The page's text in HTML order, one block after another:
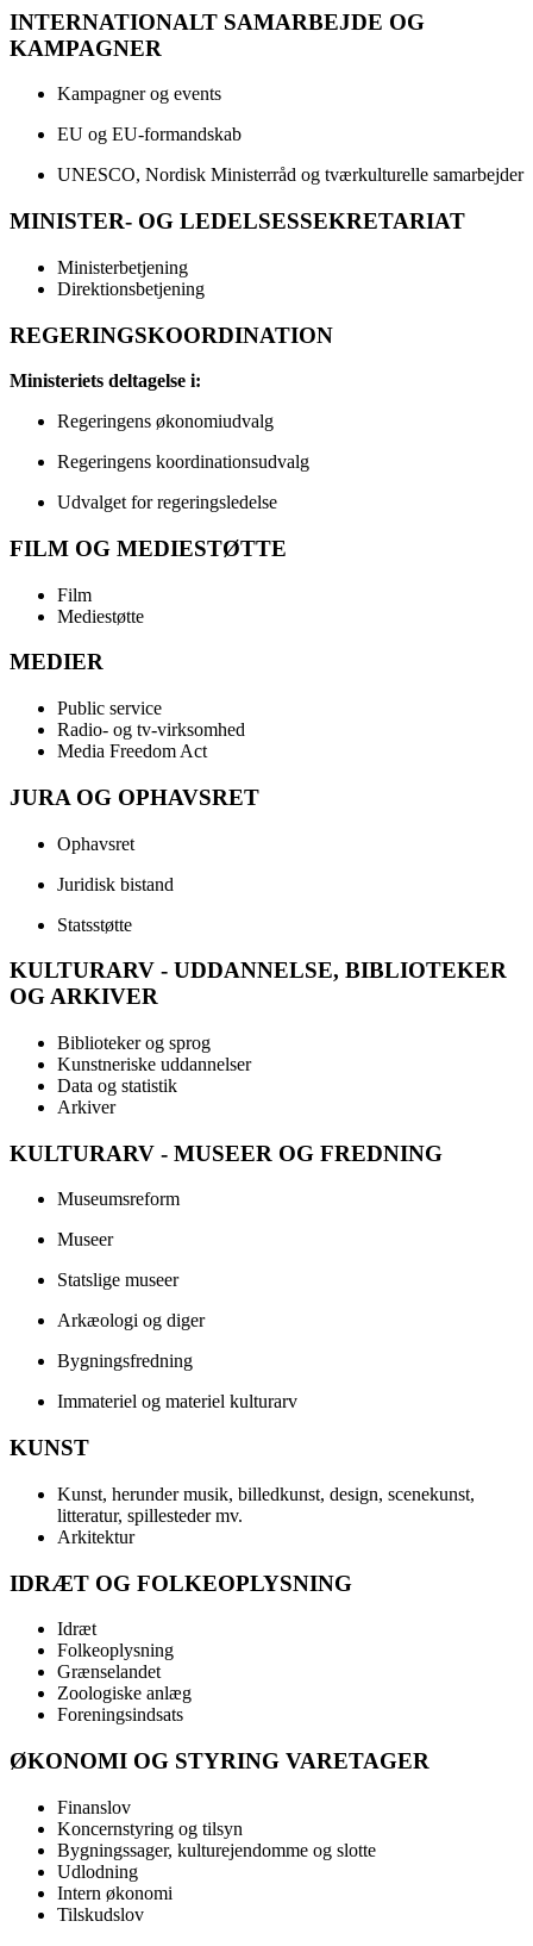
INTERNATIONALT SAMARBEJDE OG
KAMPAGNER
Kampagner og events
EU og EU-formandskab
UNESCO, Nordisk Ministerråd og tværkulturelle samarbejder
MINISTER- OG LEDELSESSEKRETARIAT
Ministerbetjening
Direktionsbetjening
REGERINGSKOORDINATION
Ministeriets deltagelse i:
Regeringens økonomiudvalg
Regeringens koordinationsudvalg
Udvalget for regeringsledelse
FILM OG MEDIESTØTTE
Film
Mediestøtte
MEDIER
Public service
Radio- og tv-virksomhed
Media Freedom Act
JURA OG OPHAVSRET
Ophavsret
Juridisk bistand
Statsstøtte
KULTURARV - UDDANNELSE, BIBLIOTEKER
OG ARKIVER
Biblioteker og sprog
Kunstneriske uddannelser
Data og statistik
Arkiver
KULTURARV - MUSEER OG FREDNING
Museumsreform
Museer
Statslige museer
Arkæologi og diger
Bygningsfredning
Immateriel og materiel kulturarv
KUNST
Kunst, herunder musik, billedkunst, design, scenekunst,
litteratur, spillesteder mv.
Arkitektur
IDRÆT OG FOLKEOPLYSNING
Idræt
Folkeoplysning
Grænselandet
Zoologiske anlæg
Foreningsindsats
ØKONOMI OG STYRING VARETAGER
Finanslov
Koncernstyring og tilsyn
Bygningssager, kulturejendomme og slotte
Udlodning
Intern økonomi
Tilskudslov